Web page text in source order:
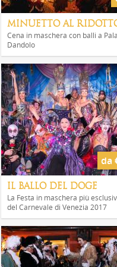
MINUETTO AL
Cena in maschera con balli a
Dandolo
da
IL BALLO DEL DOGE
La Festa in maschera più
del Carnevale di Venezia 2017